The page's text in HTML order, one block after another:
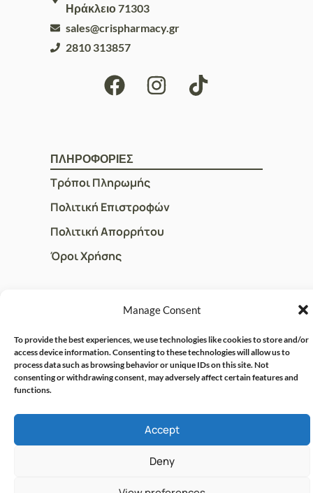
Manage Consent
To provide the best experiences, we use technologies like cookies to store and/or
access device information. Consenting to these technologies will allow us to
process data such as browsing behavior or unique IDs on this site. Not
consenting or withdrawing consent, may adversely affect certain features and
functions.
Accept
Deny
Ηράκλειο 71303
sales@crispharmacy.gr
2810 313857
ΠΛΗΡΟΦΟΡΙΕΣ
Τρόποι Πληρωμής
Πολιτική Επιστροφών
Πολιτική Απορρήτου
Όροι Χρήσης
ΓΡΗΓΟΡOI ΣΥΝΔΕΣΜΟΙ
Η Ομάδα μας
Επικοινωνία
COPYRIGHT 2026
SOLVIT I.T. SOLUTIONS &